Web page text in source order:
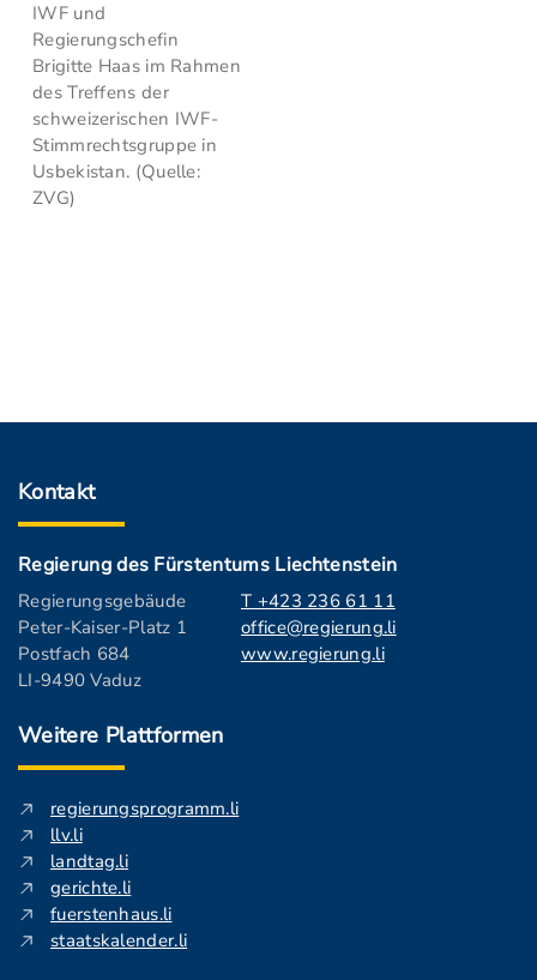
IWF und
Regierungschefin
Brigitte Haas im Rahmen
des Treffens der
schweizerischen IWF-
Stimmrechtsgruppe in
Usbekistan. (Quelle:
ZVG)
Kontakt
Regierung des Fürstentums Liechtenstein
Regierungsgebäude
Peter-Kaiser-Platz 1
Postfach 684
LI-9490 Vaduz
T +423 236 61 11
office@regierung.li
www.regierung.li
Weitere Plattformen
regierungsprogramm.li
llv.li
landtag.li
gerichte.li
fuerstenhaus.li
staatskalender.li